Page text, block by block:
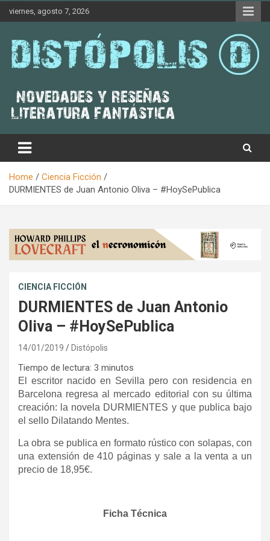
viernes, agosto 7, 2026
Distópolis
Home
Ciencia Ficción
DURMIENTES de Juan Antonio Oliva – #HoySePublica
CIENCIA FICCIÓN
DURMIENTES de Juan Antonio
Oliva – #HoySePublica
14/01/2019 Distópolis
Tiempo de lectura: 3 minutos
El escritor nacido en Sevilla pero con residencia en
Barcelona regresa al mercado editorial con su última
creación: la novela DURMIENTES y que publica bajo
el sello Dilatando Mentes.
La obra se publica en formato rústico con solapas, con
una extensión de 410 páginas y sale a la venta a un
precio de 18,95€.
Ficha Técnica